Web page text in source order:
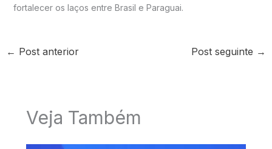
fortalecer os laços entre Brasil e Paraguai.
← Post anterior Post seguinte →
Veja Também